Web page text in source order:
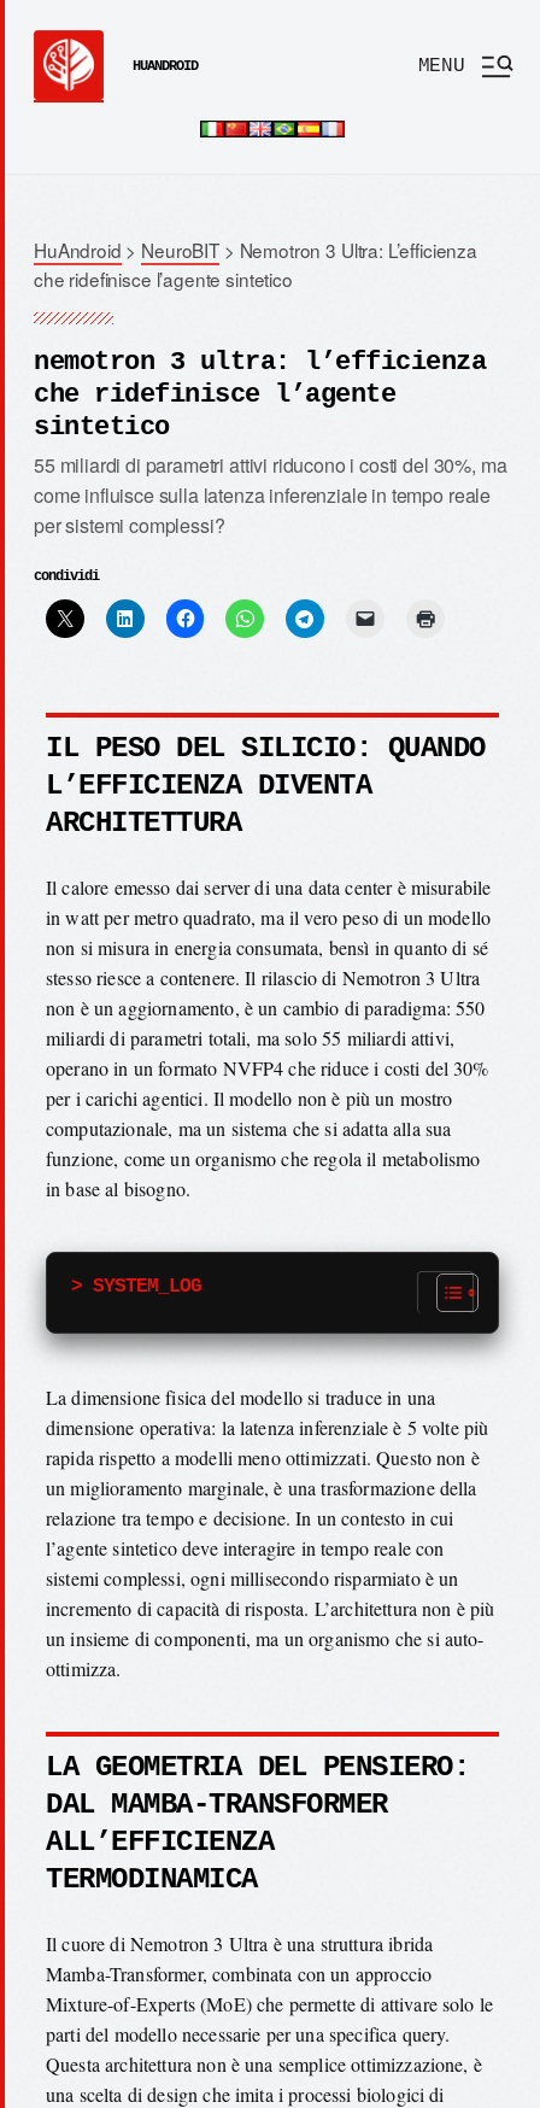
HUANDROID MENU
HuAndroid > NeuroBIT> Nemotron 3 Ultra: L’efficienza
che ridefinisce l’agente sintetico
nemotron 3 ultra: l’efficienza
che ridefinisce l’agente
sintetico
55 miliardi di parametri attivi riducono i costi del 30%, ma
come influisce sulla latenza inferenziale in tempo reale
per sistemi complessi?
condividi
IL PESO DEL SILICIO: QUANDO
L’EFFICIENZA DIVENTA
ARCHITETTURA
Il calore emesso dai server di una data center è misurabile
in watt per metro quadrato, ma il vero peso di un modello
non si misura in energia consumata, bensì in quanto di sé
stesso riesce a contenere. Il rilascio di Nemotron 3 Ultra
non è un aggiornamento, è un cambio di paradigma: 550
miliardi di parametri totali, ma solo 55 miliardi attivi,
operano in un formato NVFP4 che riduce i costi del 30%
per i carichi agentici. Il modello non è più un mostro
computazionale, ma un sistema che si adatta alla sua
funzione, come un organismo che regola il metabolismo
in base al bisogno.
> SYSTEM_LOG
La dimensione fisica del modello si traduce in una
dimensione operativa: la latenza inferenziale è 5 volte più
rapida rispetto a modelli meno ottimizzati. Questo non è
un miglioramento marginale, è una trasformazione della
relazione tra tempo e decisione. In un contesto in cui
l’agente sintetico deve interagire in tempo reale con
sistemi complessi, ogni millisecondo risparmiato è un
incremento di capacità di risposta. L’architettura non è più
un insieme di componenti, ma un organismo che si auto-
ottimizza.
LA GEOMETRIA DEL PENSIERO:
DAL MAMBA-TRANSFORMER
ALL’EFFICIENZA
TERMODINAMICA
Il cuore di Nemotron 3 Ultra è una struttura ibrida
Mamba-Transformer, combinata con un approccio
Mixture-of-Experts (MoE) che permette di attivare solo le
parti del modello necessarie per una specifica query.
Questa architettura non è una semplice ottimizzazione, è
una scelta di design che imita i processi biologici di